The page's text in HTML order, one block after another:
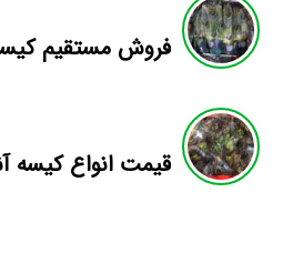
قیمت انواع کیسه